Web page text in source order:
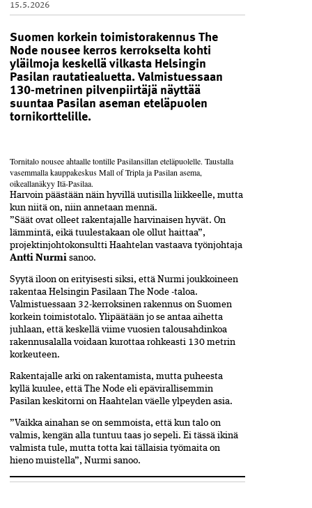
15.5.2026
Suomen korkein toimistorakennus The
Node nousee kerros kerrokselta kohti
yläilmoja keskellä vilkasta Helsingin
Pasilan rautatiealuetta. Valmistuessaan
130-metrinen pilvenpiirtäjä näyttää
suuntaa Pasilan aseman eteläpuolen
tornikorttelille.
Tornitalo nousee ahtaalle tontille ­Pasilansillan eteläpuolelle. Taustall­a
vasemmalla kauppakeskus Mall of Tripla ja Pasilan asema,
oikeallanäkyy Itä-Pasilaa.
Harvoin päästään näin hyvillä uutisilla liikkeelle, mutta
kun niitä on, niin annetaan mennä.
”Säät ovat olleet rakentajalle harvinaisen hyvät. On
lämmintä, eikä tuulestakaan ole ollut haittaa”,
projektinjohtokonsultti Haahtelan vastaava työnjohtaja
Antti Nurmi sanoo.
Syytä iloon on erityisesti siksi, että Nurmi joukkoineen
rakentaa Helsingin Pasilaan The Node -taloa.
Valmistuessaan 32-kerroksinen rakennus on Suomen
korkein toimistotalo. Ylipäätään jo se antaa aihetta
juhlaan, että keskellä viime vuosien talousahdinkoa
rakennusalalla voidaan kurottaa rohkeasti 130 metrin
korkeuteen.
Rakentajalle arki on rakentamista, mutta puheesta
kyllä kuulee, että The Node eli epävirallisemmin
Pasilan keskitorni on Haahtelan väelle ylpeyden asia.
”Vaikka ainahan se on semmoista, että kun talo on
valmis, kengän alla tuntuu taas jo sepeli. Ei tässä ikinä
valmista tule, mutta totta kai tällaisia työmaita on
hieno muistella”, Nurmi sanoo.